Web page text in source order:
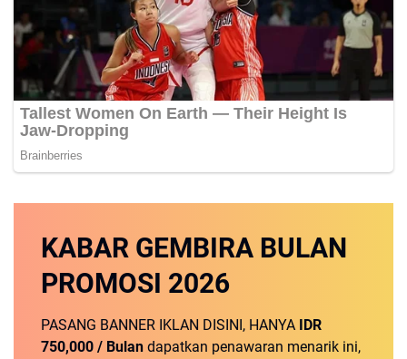
KABAR GEMBIRA BULAN
PROMOSI 2026
PASANG BANNER IKLAN DISINI, HANYA
IDR
750,000 / Bulan dapatkan penawaran menarik ini,